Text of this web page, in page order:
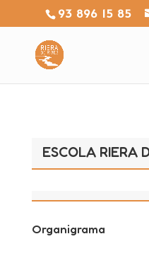
93 896 15 85
ESCOLA RIERA
Organigrama